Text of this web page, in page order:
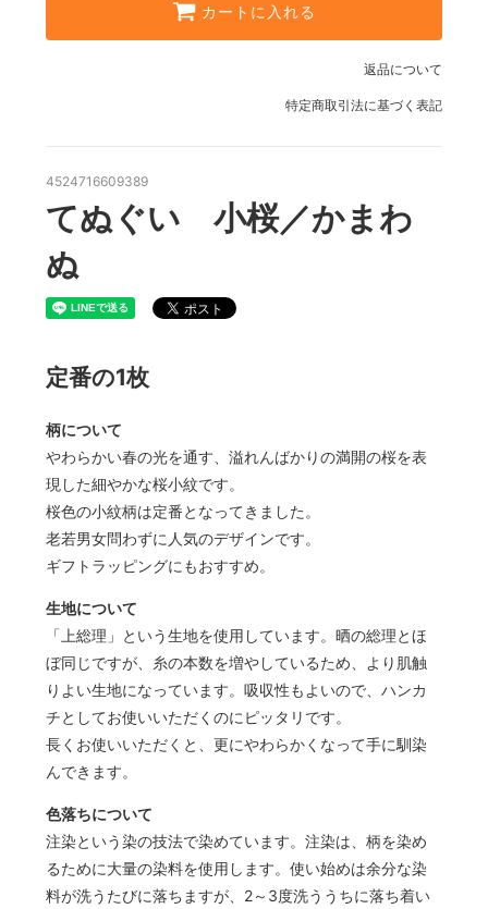
カートに入れる
返品について
特定商取引法に基づく表記
4524716609389
てぬぐい 小桜／かまわ
ぬ
定番の1枚
柄について
やわらかい春の光を通す、溢れんばかりの満開の桜を表
現した細やかな桜小紋です。
桜色の小紋柄は定番となってきました。
老若男女問わずに人気のデザインです。
ギフトラッピングにもおすすめ。
生地について
「上総理」という生地を使用しています。晒の総理とほ
ぼ同じですが、糸の本数を増やしているため、より肌触
りよい生地になっています。吸収性もよいので、ハンカ
チとしてお使いいただくのにピッタリです。
長くお使いいただくと、更にやわらかくなって手に馴染
んできます。
色落ちについて
注染という染の技法で染めています。注染は、柄を染め
るために大量の染料を使用します。使い始めは余分な染
料が洗うたびに落ちますが、2～3度洗ううちに落ち着い